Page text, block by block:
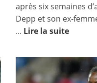
après six semaines
Depp et son ex-
... Lire la suite